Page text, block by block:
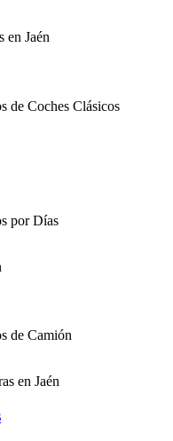
de Coches Clásicos
por Días
de Camión